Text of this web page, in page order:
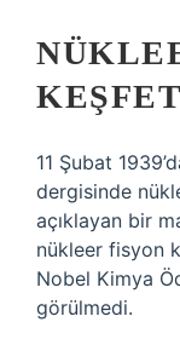
11 Şubat
dergisinde
açıklayan bir
nükleer fisyon
Nobel Kimya
görülmedi.